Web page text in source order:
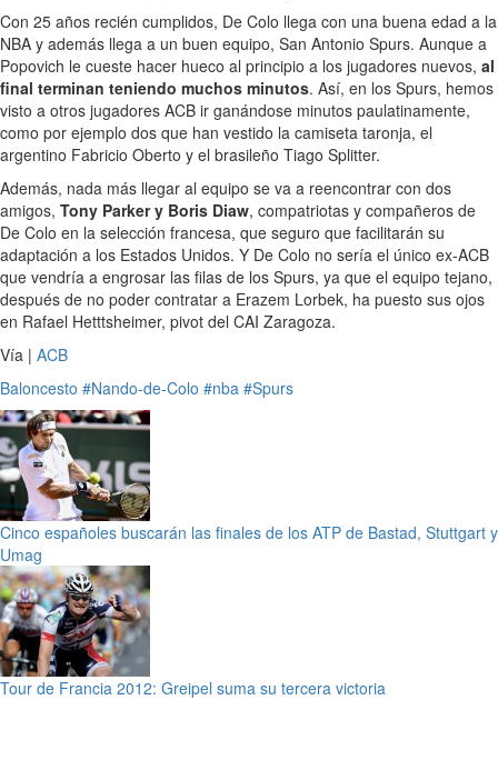
Con 25 años recién cumplidos, De Colo llega con una buena edad a la
NBA y además llega a un buen equipo, San Antonio Spurs. Aunque a
Popovich le cueste hacer hueco al principio a los jugadores nuevos, al
final terminan teniendo muchos minutos. Así, en los Spurs, hemos
visto a otros jugadores ACB ir ganándose minutos paulatinamente,
como por ejemplo dos que han vestido la camiseta taronja, el
argentino Fabricio Oberto y el brasileño Tiago Splitter.
Además, nada más llegar al equipo se va a reencontrar con dos
amigos, Tony Parker y Boris Diaw, compatriotas y compañeros de
De Colo en la selección francesa, que seguro que facilitarán su
adaptación a los Estados Unidos. Y De Colo no sería el único ex-ACB
que vendría a engrosar las filas de los Spurs, ya que el equipo tejano,
después de no poder contratar a Erazem Lorbek, ha puesto sus ojos
en Rafael Hetttsheimer, pivot del CAI Zaragoza.
Vía | ACB
Baloncesto #Nando-de-Colo #nba #Spurs
Cinco españoles buscarán las finales de los ATP de Bastad, Stuttgart y
Umag
Tour de Francia 2012: Greipel suma su tercera victoria